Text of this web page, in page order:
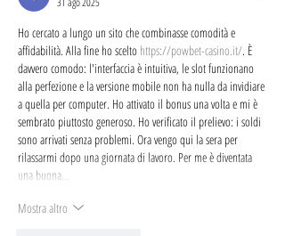
Ho cercato a lungo un sito che combinasse comodità e
affidabilità. Alla fine ho scelto https://powbet-casino.it/. È
davvero comodo: l'interfaccia è intuitiva, le slot funzionano
alla perfezione e la versione mobile non ha nulla da invidiare
a quella per computer. Ho attivato il bonus una volta e mi è
sembrato piuttosto generoso. Ho verificato il prelievo: i soldi
sono arrivati senza problemi. Ora vengo qui la sera per
rilassarmi dopo una giornata di lavoro. Per me è diventata
una buona…
Mostra altro